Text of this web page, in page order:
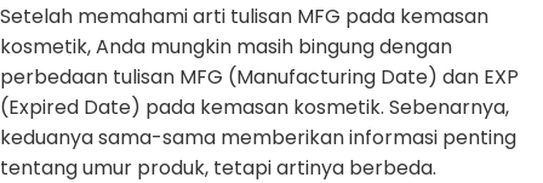
Setelah memahami arti tulisan MFG pada kemasan
kosmetik, Anda mungkin masih bingung dengan
perbedaan tulisan MFG (Manufacturing Date) dan EXP
(Expired Date) pada kemasan kosmetik. Sebenarnya,
keduanya sama-sama memberikan informasi penting
tentang umur produk, tetapi artinya berbeda.